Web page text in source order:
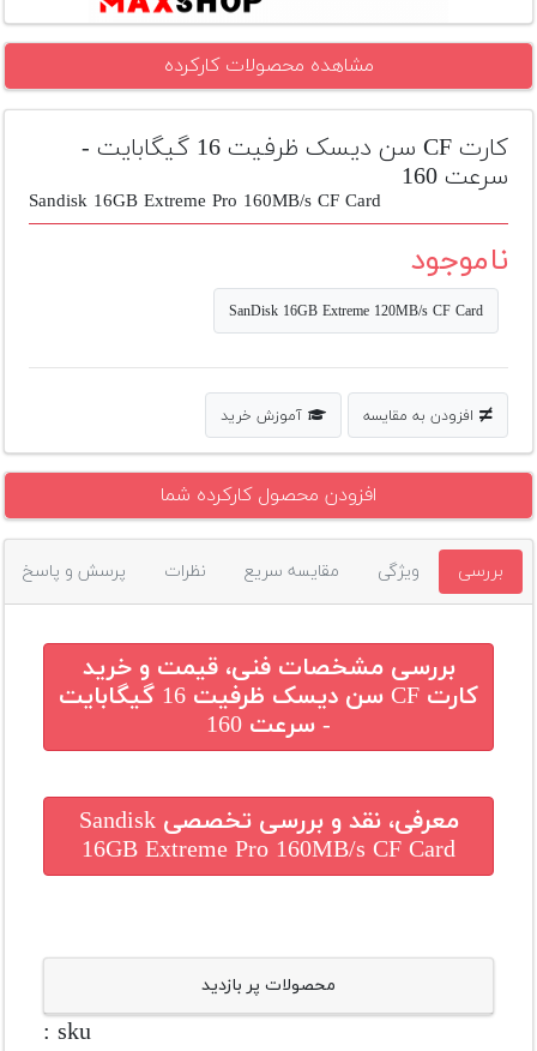
پلاس
افزودن
محصول
دست
دوم
لیست
قیمت
مشاهده محصولات کارکرده
کارت CF سن دیسک ظرفیت 16 گیگابایت -
سرعت 160
Sandisk 16GB Extreme Pro 160MB/s CF Card
ناموجود
SanDisk 16GB Extreme 120MB/s CF Card
افزودن به مقایسه آموزش خرید
افزودن محصول کارکرده شما
بررسی ویژگی مقایسه سریع نظرات پرسش و پاسخ
بررسی مشخصات فنی، قیمت و خرید
کارت CF سن دیسک ظرفیت 16 گیگابایت
- سرعت 160
معرفی، نقد و بررسی تخصصیSandisk
16GB Extreme Pro 160MB/s CF Card
محصولات پر بازدید
sku :